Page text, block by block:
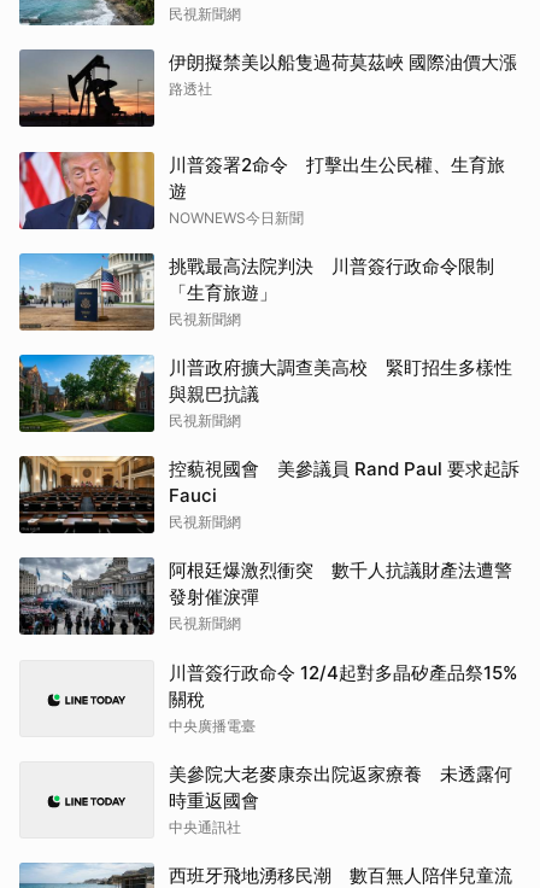
民視新聞網
伊朗擬禁美以船隻過荷莫茲峽 國際油價大漲
路透社
川普簽署2命令 打擊出生公民權、生育旅
遊
NOWNEWS今日新聞
挑戰最高法院判決 川普簽行政命令限制
「生育旅遊」
民視新聞網
川普政府擴大調查美高校 緊盯招生多樣性
與親巴抗議
民視新聞網
控藐視國會 美參議員 Rand Paul 要求起訴
Fauci
民視新聞網
阿根廷爆激烈衝突 數千人抗議財產法遭警
發射催淚彈
民視新聞網
川普簽行政命令 12/4起對多晶矽產品祭15%
關稅
中央廣播電臺
美參院大老麥康奈出院返家療養 未透露何
時重返國會
中央通訊社
西班牙飛地湧移民潮 數百無人陪伴兒童流